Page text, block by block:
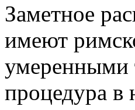
Заметное
имеют
умеренными
процедура в